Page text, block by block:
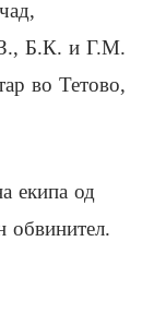
Б.К. и Г.М.
во Тетово,
екипа од
обвинител.